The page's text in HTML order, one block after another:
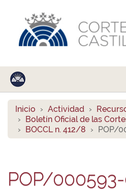
Inicio Actividad
Boletín Oficial de las
BOCCL n. 412/8
POP/
POP/